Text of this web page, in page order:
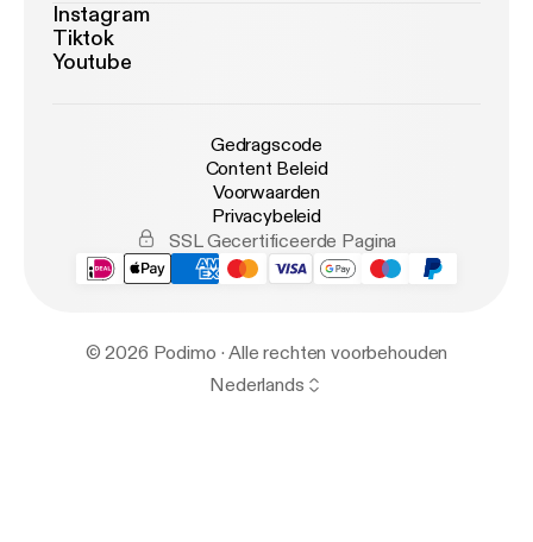
Instagram
Tiktok
Youtube
Gedragscode
Content Beleid
Voorwaarden
Privacybeleid
SSL Gecertificeerde Pagina
© 2026 Podimo · Alle rechten voorbehouden
Nederlands